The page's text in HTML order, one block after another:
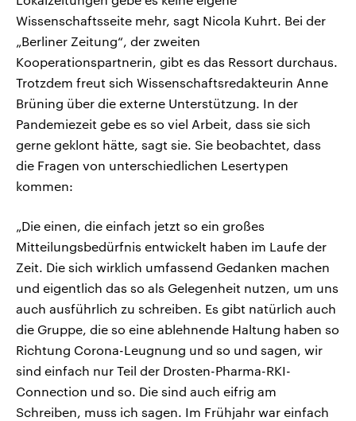
Wissenschaftsseite mehr, sagt Nicola Kuhrt. Bei der
„Berliner Zeitung“, der zweiten
Kooperationspartnerin, gibt es das Ressort durchaus.
Trotzdem freut sich Wissenschaftsredakteurin Anne
Brüning über die externe Unterstützung. In der
Pandemiezeit gebe es so viel Arbeit, dass sie sich
gerne geklont hätte, sagt sie. Sie beobachtet, dass
die Fragen von unterschiedlichen Lesertypen
kommen:
„Die einen, die einfach jetzt so ein großes
Mitteilungsbedürfnis entwickelt haben im Laufe der
Zeit. Die sich wirklich umfassend Gedanken machen
und eigentlich das so als Gelegenheit nutzen, um uns
auch ausführlich zu schreiben. Es gibt natürlich auch
die Gruppe, die so eine ablehnende Haltung haben so
Richtung Corona-Leugnung und so und sagen, wir
sind einfach nur Teil der Drosten-Pharma-RKI-
Connection und so. Die sind auch eifrig am
Schreiben, muss ich sagen. Im Frühjahr war einfach